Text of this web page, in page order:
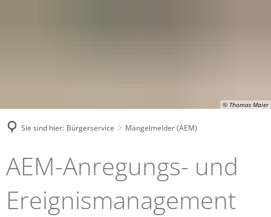
© Thomas Maier
Sie sind hier: Bürgerservice Mängelmelder (AEM)
Mängelmelder
(AEM)
AEM-Anregungs- und
Ereignismanagement